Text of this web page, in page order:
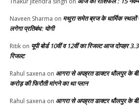
Naveen Sharma on मथुरा समेत ब्रज के धार्मिक स्थलों
लगेगा प्रतिबंध: योगी
Ritik on यूपी बोर्ड 10वीं व 12वीं का रिजल्ट आज दोपहर
रिजल्ट
Rahul saxena on आगरा से अपह्रत डाक्टर धौलपुर के
करोड़ की फिरौती मांगने का था प्लान
Rahul saxena on आगरा से अपह्रत डाक्टर धौलपुर के